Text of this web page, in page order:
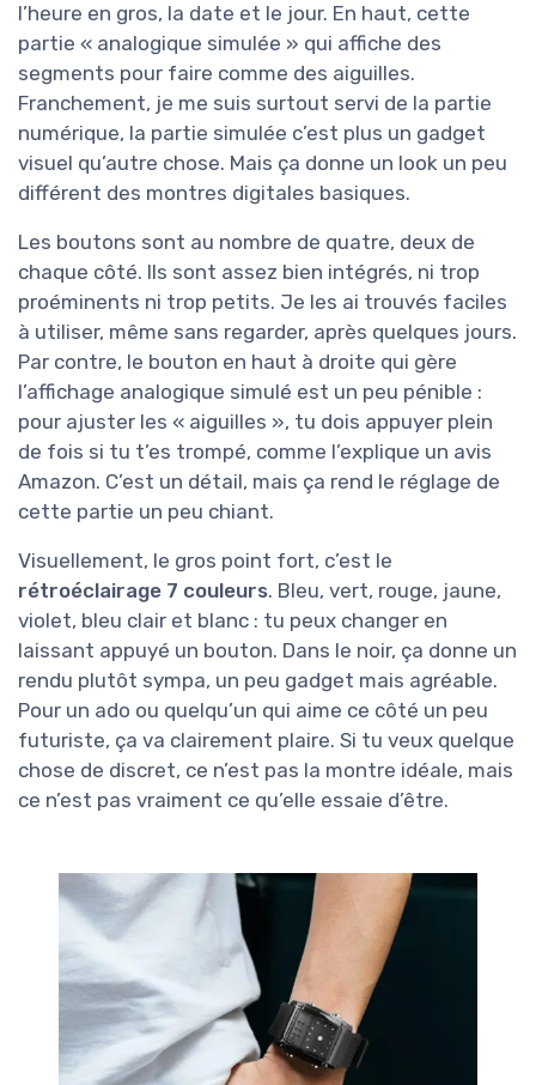
l’heure en gros, la date et le jour. En haut, cette
partie « analogique simulée » qui affiche des
segments pour faire comme des aiguilles.
Franchement, je me suis surtout servi de la partie
numérique, la partie simulée c’est plus un gadget
visuel qu’autre chose. Mais ça donne un look un peu
différent des montres digitales basiques.
Les boutons sont au nombre de quatre, deux de
chaque côté. Ils sont assez bien intégrés, ni trop
proéminents ni trop petits. Je les ai trouvés faciles
à utiliser, même sans regarder, après quelques jours.
Par contre, le bouton en haut à droite qui gère
l’affichage analogique simulé est un peu pénible :
pour ajuster les « aiguilles », tu dois appuyer plein
de fois si tu t’es trompé, comme l’explique un avis
Amazon. C’est un détail, mais ça rend le réglage de
cette partie un peu chiant.
Visuellement, le gros point fort, c’est le
rétroéclairage 7 couleurs. Bleu, vert, rouge, jaune,
violet, bleu clair et blanc : tu peux changer en
laissant appuyé un bouton. Dans le noir, ça donne un
rendu plutôt sympa, un peu gadget mais agréable.
Pour un ado ou quelqu’un qui aime ce côté un peu
futuriste, ça va clairement plaire. Si tu veux quelque
chose de discret, ce n’est pas la montre idéale, mais
ce n’est pas vraiment ce qu’elle essaie d’être.